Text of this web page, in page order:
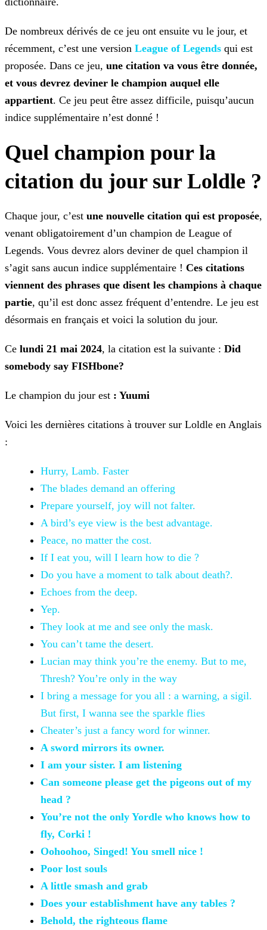
De nombreux dérivés de ce jeu ont ensuite vu le jour, et
récemment, c’est une version League of Legends qui est
proposée. Dans ce jeu, une citation va vous être donnée,
et vous devrez deviner le champion auquel elle
appartient. Ce jeu peut être assez difficile, puisqu’aucun
indice supplémentaire n’est donné !
Quel champion pour la
citation du jour sur Loldle ?
Chaque jour, c’est une nouvelle citation qui est proposée,
venant obligatoirement d’un champion de League of
Legends. Vous devrez alors deviner de quel champion il
s’agit sans aucun indice supplémentaire ! Ces citations
viennent des phrases que disent les champions à chaque
partie, qu’il est donc assez fréquent d’entendre. Le jeu est
désormais en français et voici la solution du jour.
Ce lundi 21 mai 2024, la citation est la suivante : Did
somebody say FISHbone?
Le champion du jour est : Yuumi
Voici les dernières citations à trouver sur Loldle en Anglais
:
Hurry, Lamb. Faster
The blades demand an offering
Prepare yourself, joy will not falter.
A bird’s eye view is the best advantage.
Peace, no matter the cost.
If I eat you, will I learn how to die ?
Do you have a moment to talk about death?.
Echoes from the deep.
Yep.
They look at me and see only the mask.
You can’t tame the desert.
Lucian may think you’re the enemy. But to me,
Thresh? You’re only in the way
I bring a message for you all : a warning, a sigil.
But first, I wanna see the sparkle flies
Cheater’s just a fancy word for winner.
A sword mirrors its owner.
I am your sister. I am listening
Can someone please get the pigeons out of my
head ?
You’re not the only Yordle who knows how to
fly, Corki !
Oohoohoo, Singed! You smell nice !
Poor lost souls
A little smash and grab
Does your establishment have any tables ?
Behold, the righteous flame